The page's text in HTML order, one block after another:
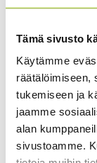
Tämä sivusto
Käytämme
räätälöimiseen,
tukemiseen ja
jaamme
alan
sivustoamme.